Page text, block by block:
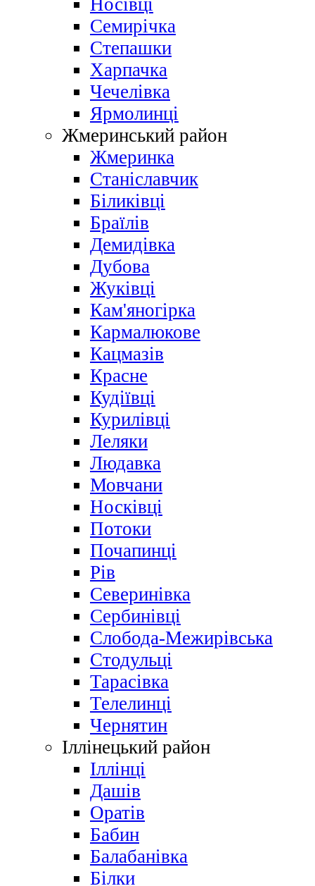
Носівці
Семирічка
Степашки
Харпачка
Чечелівка
Ярмолинці
Жмеринський район
Жмеринка
Станіславчик
Біликівці
Браїлів
Демидівка
Дубова
Жуківці
Кам'яногірка
Кармалюкове
Кацмазів
Красне
Кудіївці
Курилівці
Леляки
Людавка
Мовчани
Носківці
Потоки
Почапинці
Рів
Северинівка
Сербинівці
Слобода-Межирівська
Стодульці
Тарасівка
Телелинці
Чернятин
Іллінецький район
Іллінці
Дашів
Оратів
Бабин
Балабанівка
Білки